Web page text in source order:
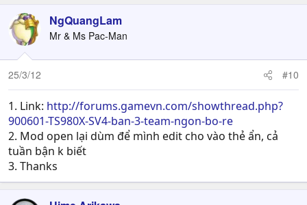
NgQuangLam
Mr & Ms Pac-Man
25/3/12 #10
1. Link: http://forums.gamevn.com/showthread.php?
900601-TS980X-SV4-ban-3-team-ngon-bo-re
2. Mod open lại dùm để mình edit cho vào thẻ ẩn, cả
tuần bận k biết
3. Thanks